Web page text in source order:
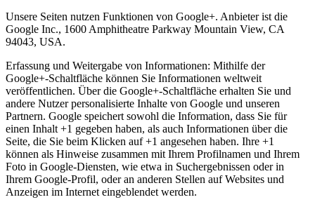
Unsere Seiten nutzen Funktionen von Google+. Anbieter ist die
Google Inc., 1600 Amphitheatre Parkway Mountain View, CA
94043, USA.
Erfassung und Weitergabe von Informationen: Mithilfe der
Google+-Schaltfläche können Sie Informationen weltweit
veröffentlichen. Über die Google+-Schaltfläche erhalten Sie und
andere Nutzer personalisierte Inhalte von Google und unseren
Partnern. Google speichert sowohl die Information, dass Sie für
einen Inhalt +1 gegeben haben, als auch Informationen über die
Seite, die Sie beim Klicken auf +1 angesehen haben. Ihre +1
können als Hinweise zusammen mit Ihrem Profilnamen und Ihrem
Foto in Google-Diensten, wie etwa in Suchergebnissen oder in
Ihrem Google-Profil, oder an anderen Stellen auf Websites und
Anzeigen im Internet eingeblendet werden.